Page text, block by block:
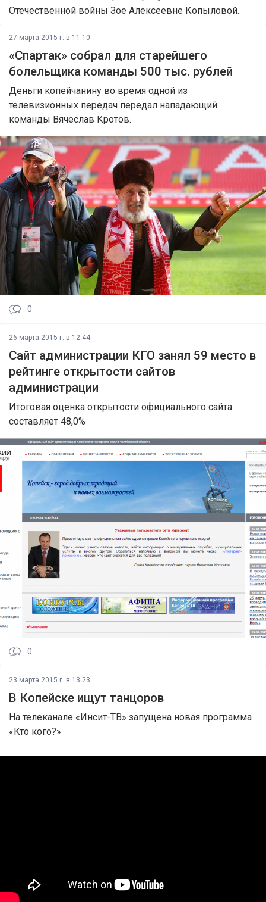
Отечественной войны Зое Алексеевне Копыловой.
27 марта 2015 г. в 11:10
«Спартак» собрал для старейшего
болельщика команды 500 тыс. рублей
Деньги копейчанину во время одной из
телевизионных передач передал нападающий
команды Вячеслав Кротов.
0
26 марта 2015 г. в 12:44
Сайт администрации КГО занял 59 место в
рейтинге открытости сайтов
администрации
Итоговая оценка открытости официального сайта
составляет 48,0%
0
23 марта 2015 г. в 13:23
В Копейске ищут танцоров
На телеканале «Инсит-ТВ» запущена новая программа
«Кто кого?»